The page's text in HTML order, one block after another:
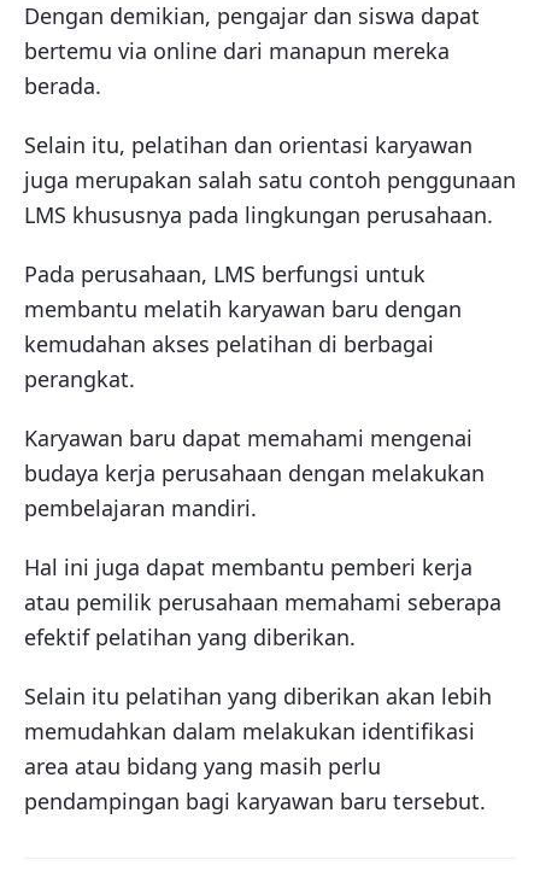
Dengan demikian, pengajar dan siswa dapat
bertemu via online dari manapun mereka
berada.
Selain itu, pelatihan dan orientasi karyawan
juga merupakan salah satu contoh penggunaan
LMS khususnya pada lingkungan perusahaan.
Pada perusahaan, LMS berfungsi untuk
membantu melatih karyawan baru dengan
kemudahan akses pelatihan di berbagai
perangkat.
Karyawan baru dapat memahami mengenai
budaya kerja perusahaan dengan melakukan
pembelajaran mandiri.
Hal ini juga dapat membantu pemberi kerja
atau pemilik perusahaan memahami seberapa
efektif pelatihan yang diberikan.
Selain itu pelatihan yang diberikan akan lebih
memudahkan dalam melakukan identifikasi
area atau bidang yang masih perlu
pendampingan bagi karyawan baru tersebut.